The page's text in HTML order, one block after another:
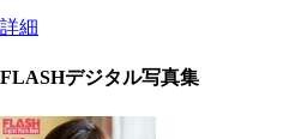
詳細
FLASHデジタル写真集